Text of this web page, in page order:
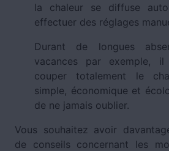
la chaleur se diffuse
effectuer des réglages
Durant de longues
vacances par exemple,
couper totalement le
simple, économique et
de ne jamais oublier.
Vous souhaitez avoir
de conseils concernant les